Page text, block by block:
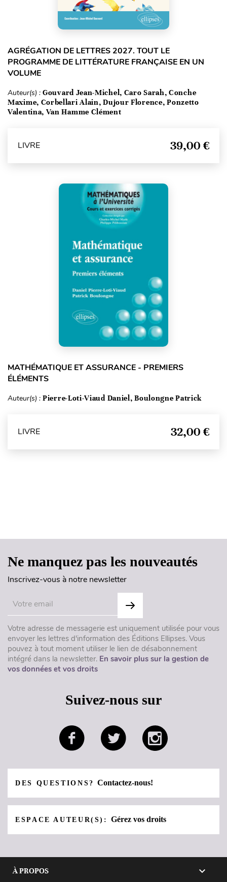
AGRÉGATION DE LETTRES 2027. TOUT LE
PROGRAMME DE LITTÉRATURE FRANÇAISE EN UN
VOLUME
Auteur(s) : Gouvard Jean-Michel, Caro Sarah, Conche
Maxime, Corbellari Alain, Dujour Florence, Ponzetto
Valentina, Van Hamme Clément
LIVRE 39,00 €
MATHÉMATIQUE ET ASSURANCE - PREMIERS
ÉLÉMENTS
Auteur(s) : Pierre-Loti-Viaud Daniel, Boulongne Patrick
LIVRE 32,00 €
Ne manquez pas les nouveautés
Inscrivez-vous à notre newsletter
Votre adresse de messagerie est uniquement utilisée pour vous
envoyer les lettres d'information des Éditions Ellipses. Vous
pouvez à tout moment utiliser le lien de désabonnement
intégré dans la newsletter. En savoir plus sur la gestion de
vos données et vos droits
Suivez-nous sur
DES QUESTIONS?Contactez-nous!
ESPACE AUTEUR(S):Gérez vos droits
À PROPOS 